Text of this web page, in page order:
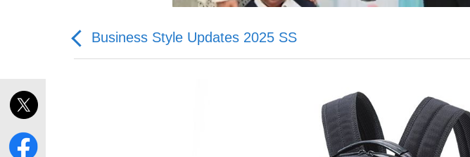
Business Style Updates 2025 SS